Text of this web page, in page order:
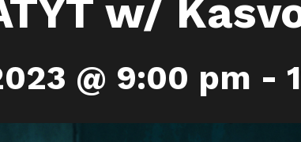
w/
@ 9:00 pm -